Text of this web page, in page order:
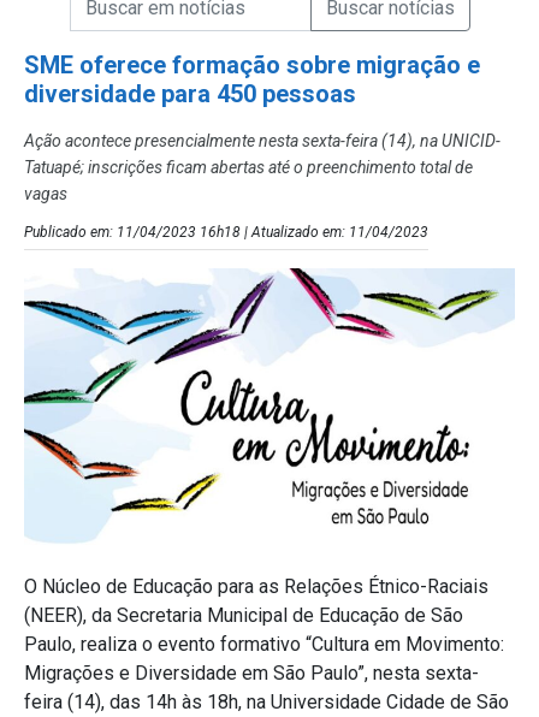
SME oferece formação sobre migração e
diversidade para 450 pessoas
Ação acontece presencialmente nesta sexta-feira (14), na UNICID-
Tatuapé; inscrições ficam abertas até o preenchimento total de
vagas
Publicado em: 11/04/2023 16h18 | Atualizado em: 11/04/2023
O Núcleo de Educação para as Relações Étnico-Raciais
(NEER), da Secretaria Municipal de Educação de São
Paulo, realiza o evento formativo “Cultura em Movimento:
Migrações e Diversidade em São Paulo”, nesta sexta-
feira (14), das 14h às 18h, na Universidade Cidade de São